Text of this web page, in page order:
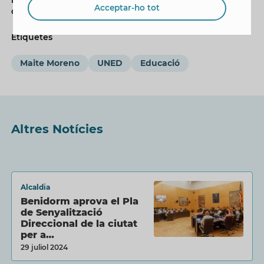
d'octubre.
Etiquetes
Maite Moreno UNED Educació
Altres Notícies
Alcaldia
Benidorm aprova el Pla
de Senyalització
Direccional de la ciutat
per a…
29 juliol 2024
Acceptar-ho tot